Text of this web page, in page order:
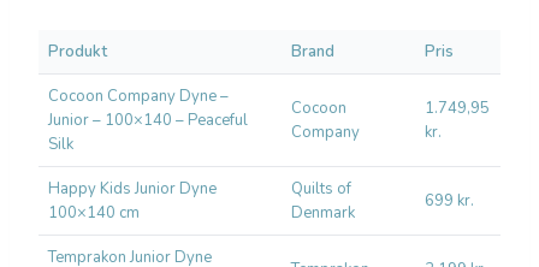
Produkt Brand Pris
Cocoon Company Dyne –
Junior – 100×140 – Peaceful
Silk
Cocoon
Company
1.749,95
kr.
Happy Kids Junior Dyne
100×140 cm
Quilts of
Denmark
699 kr.
Temprakon Junior Dyne